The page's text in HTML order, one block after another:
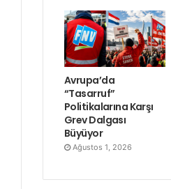
Avrupa’da
“Tasarruf”
Politikalarına Karşı
Grev Dalgası
Büyüyor
Ağustos 1, 2026